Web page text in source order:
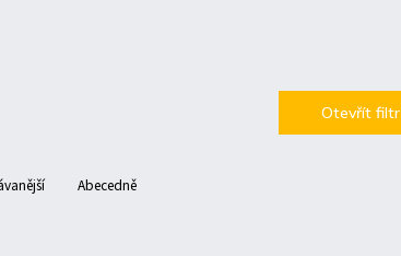
Otevřít filtr
Abecedně